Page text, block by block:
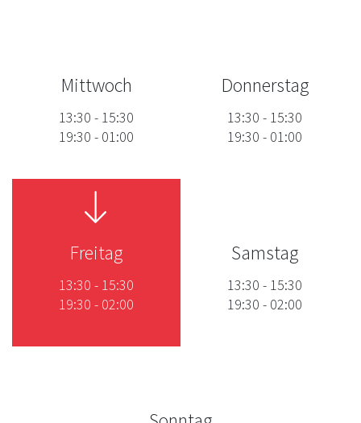
Mittwoch
13:30 - 15:30
19:30 - 01:00
Donnerstag
13:30 - 15:30
19:30 - 01:00
Freitag
13:30 - 15:30
19:30 - 02:00
Samstag
13:30 - 15:30
19:30 - 02:00